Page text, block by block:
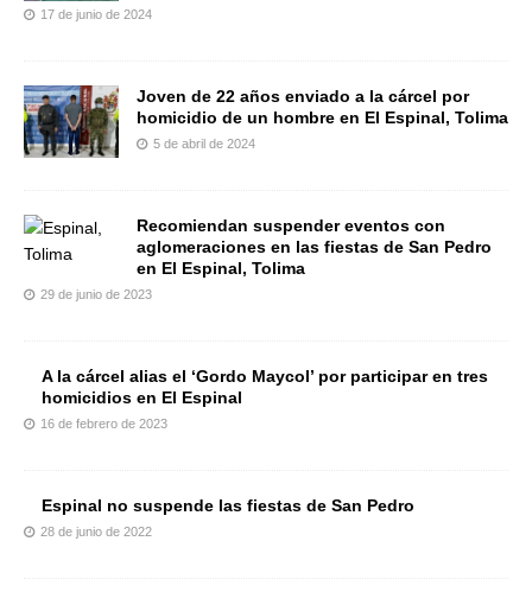
17 de junio de 2024
Joven de 22 años enviado a la cárcel por
homicidio de un hombre en El Espinal, Tolima
5 de abril de 2024
Recomiendan suspender eventos con
aglomeraciones en las fiestas de San Pedro
en El Espinal, Tolima
29 de junio de 2023
A la cárcel alias el ‘Gordo Maycol’ por participar en tres
homicidios en El Espinal
16 de febrero de 2023
Espinal no suspende las fiestas de San Pedro
28 de junio de 2022